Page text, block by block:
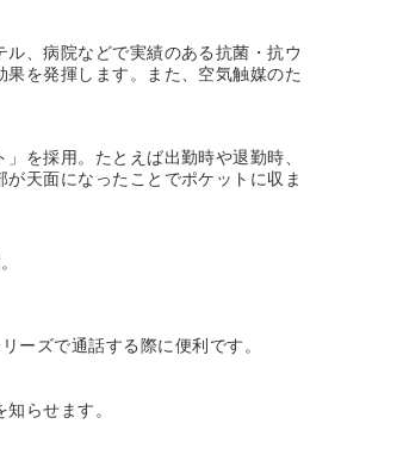
、病院などで実績のある抗菌・抗ウ
を発揮します。また、空気触媒のた
を採用。たとえば出勤時や退勤時、
天面になったことでポケットに収ま
ーズで通話する際に便利です。
らせます。